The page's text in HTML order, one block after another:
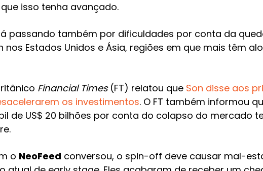
isso tenha avançado.
passando também por dificuldades por conta da
Estados Unidos e Ásia, regiões em que mais têm
Financial Times(FT) relatou que Son disse aos
os investimentos. O FT também informou
de US$ 20 bilhões por conta do colapso do mercado
o NeoFeed conversou, o spin-off deve causar mal-